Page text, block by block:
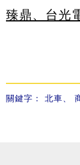
臻鼎、台光
關鍵字： 北車